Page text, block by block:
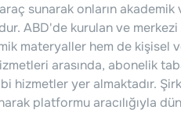
sunarak onların akademik
ABD'de kurulan ve
materyaller hem de kişisel
arasında, abonelik
yer almaktadır.
platformu aracılığıyla